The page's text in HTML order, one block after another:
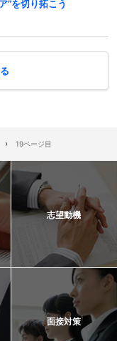
”を切り拓こう
› 19ページ目
志望動機
面接対策